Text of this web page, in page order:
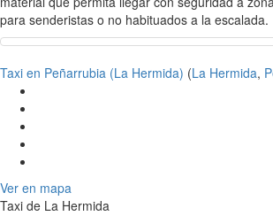
para senderistas o no habituados a la escalada.
Taxi en Peñarrubia (La Hermida) (La Hermida,
Ver en mapa
Taxi de La Hermida